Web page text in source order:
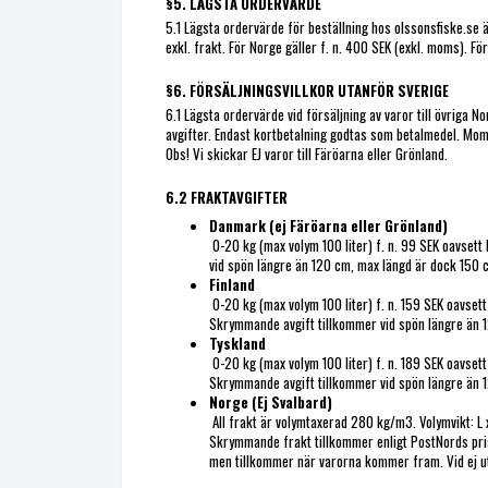
5.1 Lägsta ordervärde för beställning hos
exkl. frakt. För Norge gäller f. n. 400 SEK (exkl. moms).
§6. FÖRSÄLJNINGSVILLKOR UTANFÖR SVERIGE
6.1 Lägsta ordervärde vid försäljning av varor till övriga
avgifter. Endast kortbetalning godtas som betalmedel.
Obs! Vi skickar EJ varor till Färöarna eller Grönland.
6.2 FRAKTAVGIFTER
Danmark (ej Färöarna eller Grönland)
0-20 kg (max volym 100 liter) f. n. 99 SEK
vid spön längre än 120 cm, max längd är dock
Finland
0-20 kg (max volym 100 liter) f. n. 159 SEK
Skrymmande avgift tillkommer vid spön längre
Tyskland
0-20 kg (max volym 100 liter) f. n. 189 SEK
Skrymmande avgift tillkommer vid spön längre
Norge (Ej Svalbard)
All frakt är volymtaxerad 280 kg/m3. Volymvikt:
Skrymmande frakt tillkommer enligt PostNords
men tillkommer när varorna kommer fram. Vid